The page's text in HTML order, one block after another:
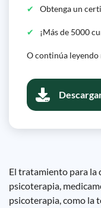
Obtenga un
¡Más de 5000
O continúa leyendo
El tratamiento para
psicoterapia,
psicoterapia, como la